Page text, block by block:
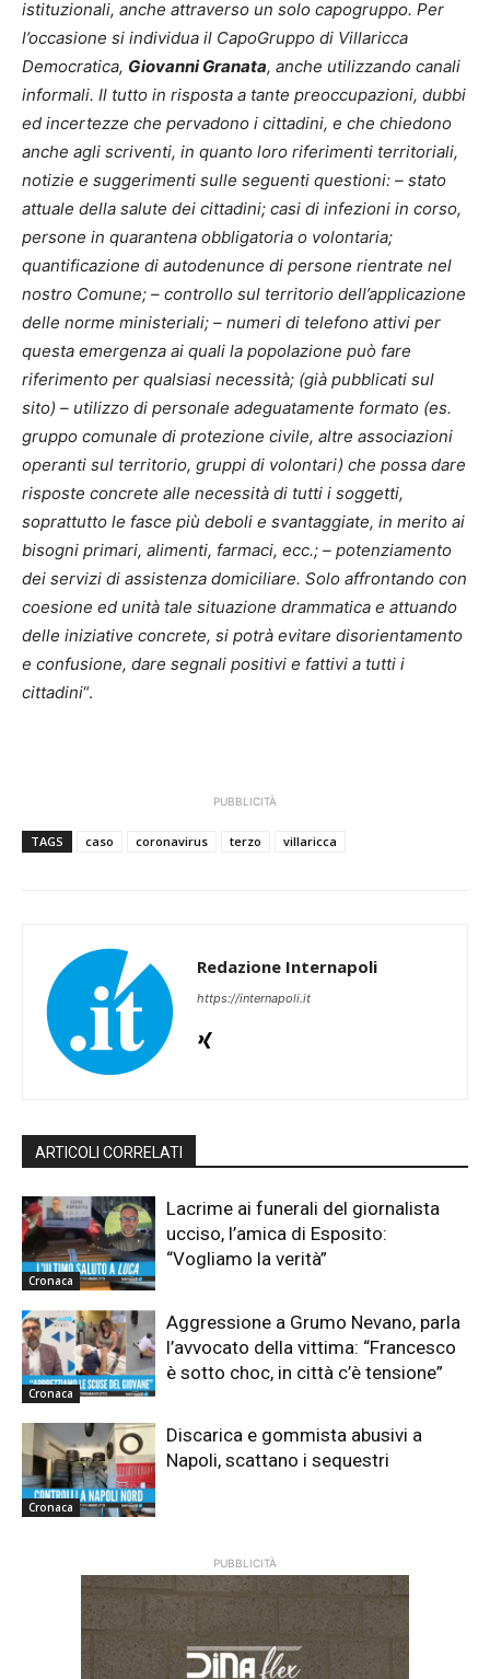
istituzionali, anche attraverso un solo capogruppo. Per
l’occasione si individua il CapoGruppo di Villaricca
Democratica, Giovanni Granata, anche utilizzando canali
informali. Il tutto in risposta a tante preoccupazioni, dubbi
ed incertezze che pervadono i cittadini, e che chiedono
anche agli scriventi, in quanto loro riferimenti territoriali,
notizie e suggerimenti sulle seguenti questioni: – stato
attuale della salute dei cittadini; casi di infezioni in corso,
persone in quarantena obbligatoria o volontaria;
quantificazione di autodenunce di persone rientrate nel
nostro Comune; – controllo sul territorio dell’applicazione
delle norme ministeriali; – numeri di telefono attivi per
questa emergenza ai quali la popolazione può fare
riferimento per qualsiasi necessità; (già pubblicati sul
sito) – utilizzo di personale adeguatamente formato (es.
gruppo comunale di protezione civile, altre associazioni
operanti sul territorio, gruppi di volontari) che possa dare
risposte concrete alle necessità di tutti i soggetti,
soprattutto le fasce più deboli e svantaggiate, in merito ai
bisogni primari, alimenti, farmaci, ecc.; – potenziamento
dei servizi di assistenza domiciliare. Solo affrontando con
coesione ed unità tale situazione drammatica e attuando
delle iniziative concrete, si potrà evitare disorientamento
e confusione, dare segnali positivi e fattivi a tutti i
cittadini“.
PUBBLICITÀ
TAGS caso coronavirus terzo villaricca
Redazione Internapoli
https://internapoli.it
ARTICOLI CORRELATI
Cronaca
Lacrime ai funerali del giornalista
ucciso, l’amica di Esposito:
“Vogliamo la verità”
Cronaca
Aggressione a Grumo Nevano, parla
l’avvocato della vittima: “Francesco
è sotto choc, in città c’è tensione”
Cronaca
Discarica e gommista abusivi a
Napoli, scattano i sequestri
PUBBLICITÀ